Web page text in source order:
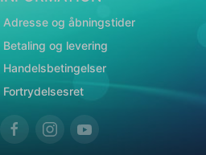
Adresse og åbningstider
Betaling og levering
Handelsbetingelser
Fortrydelsesret